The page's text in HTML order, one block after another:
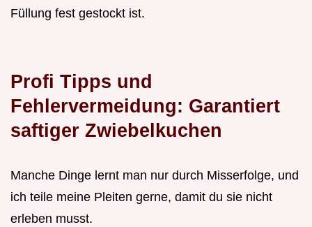
Füllung fest gestockt ist.
Profi Tipps und
Fehlervermeidung: Garantiert
saftiger Zwiebelkuchen
Manche Dinge lernt man nur durch Misserfolge, und
ich teile meine Pleiten gerne, damit du sie nicht
erleben musst.